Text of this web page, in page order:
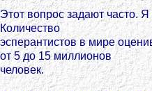
Этот вопрос задают часто.
Количество
эсперантистов в мире
от 5 до 15 миллионов
человек.